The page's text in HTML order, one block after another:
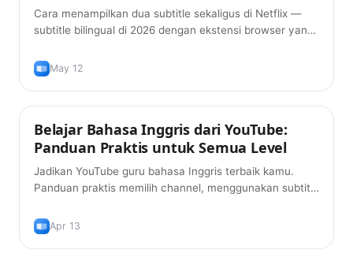
Cara menampilkan dua subtitle sekaligus di Netflix —
subtitle bilingual di 2026 dengan ekstensi browser yang
supaya kamu benar-benar belajar bahasanya.
May 12
Tips
Belajar Bahasa Inggris dari YouTube:
Panduan Praktis untuk Semua Level
Jadikan YouTube guru bahasa Inggris terbaik kamu.
Panduan praktis memilih channel, menggunakan subtitle
yang memang kamu suka tonton.
Apr 13